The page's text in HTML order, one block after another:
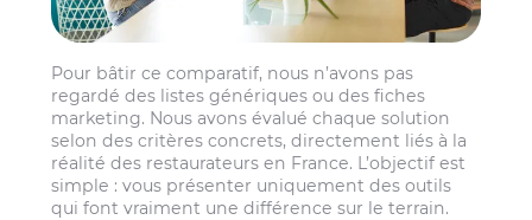
Pour bâtir ce comparatif, nous n’avons pas
regardé des listes génériques ou des fiches
marketing. Nous avons évalué chaque solution
selon des critères concrets, directement liés à la
réalité des restaurateurs en France. L’objectif est
simple : vous présenter uniquement des outils
qui font vraiment une différence sur le terrain.